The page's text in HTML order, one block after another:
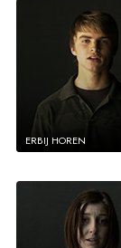
ERBIJ HOREN